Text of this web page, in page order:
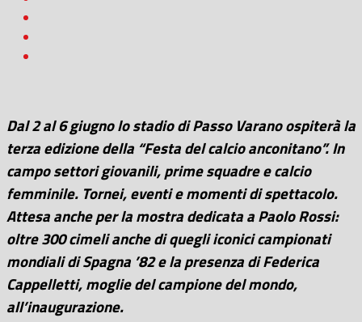
Dal 2 al 6 giugno lo stadio di Passo Varano ospiterà la
terza edizione della “Festa del calcio anconitano”. In
campo settori giovanili, prime squadre e calcio
femminile. Tornei, eventi e momenti di spettacolo.
Attesa anche per la mostra dedicata a Paolo Rossi:
oltre 300 cimeli anche di quegli iconici campionati
mondiali di Spagna ’82 e la presenza di Federica
Cappelletti, moglie del campione del mondo,
all’inaugurazione.